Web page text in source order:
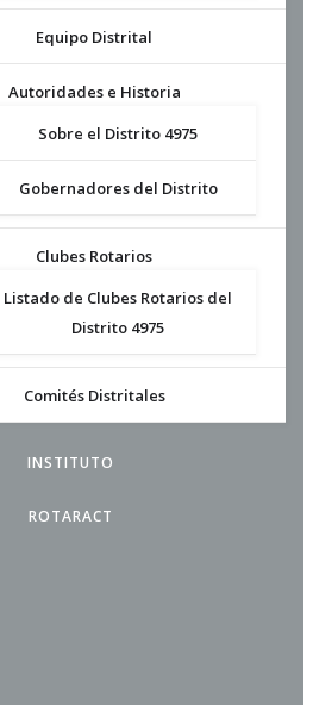
Equipo Distrital
Autoridades e Historia
Sobre el Distrito 4975
Gobernadores del Distrito
Clubes Rotarios
Listado de Clubes Rotarios del
Distrito 4975
Comités Distritales
INSTITUTO
ROTARACT